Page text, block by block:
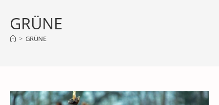
GRÜNE
> GRÜNE